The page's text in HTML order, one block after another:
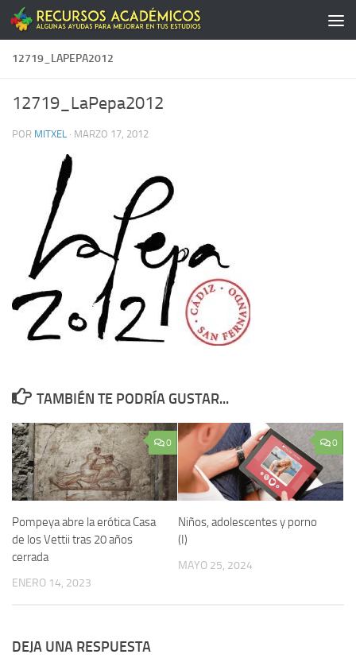
Saltar al contenido
12719_LAPEPA2012
12719_LaPepa2012
POR MITXEL · MARZO 17, 2012
TAMBIÉN TE PODRÍA GUSTAR...
0
Pompeya abre la erótica Casa
de los Vettii tras 20 años
cerrada
ENERO 14, 2023
0
Niños, adolescentes y porno
(I)
MAYO 25, 2024
DEJA UNA RESPUESTA